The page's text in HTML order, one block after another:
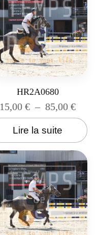
HR2A0680
15,00€ – 85,00€
Lire la suite